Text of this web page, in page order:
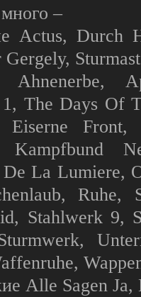
–
Actus, Durch
Gergely,
Ahnenerbe,
The Days Of
Eiserne
Kampfbund
De La Lumiere,
Ruhe,
Stahlwerk 9,
Alle Sagen